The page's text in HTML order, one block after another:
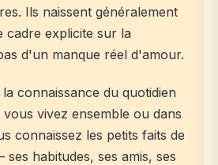
Ils naissent généralement
cadre explicite sur la
d'un manque réel d'amour.
connaissance du quotidien
vivez ensemble ou dans
connaissez les petits faits de
habitudes, ses amis, ses